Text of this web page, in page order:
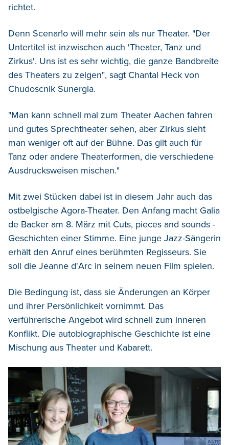
richtet.
Denn Scenar!o will mehr sein als nur Theater. "Der
Untertitel ist inzwischen auch 'Theater, Tanz und
Zirkus'. Uns ist es sehr wichtig, die ganze Bandbreite
des Theaters zu zeigen", sagt Chantal Heck von
Chudoscnik Sunergia.
"Man kann schnell mal zum Theater Aachen fahren
und gutes Sprechtheater sehen, aber Zirkus sieht
man weniger oft auf der Bühne. Das gilt auch für
Tanz oder andere Theaterformen, die verschiedene
Ausdrucksweisen mischen."
Mit zwei Stücken dabei ist in diesem Jahr auch das
ostbelgische Agora-Theater. Den Anfang macht Galia
de Backer am 8. März mit Cuts, pieces and sounds -
Geschichten einer Stimme. Eine junge Jazz-Sängerin
erhält den Anruf eines berühmten Regisseurs. Sie
soll die Jeanne d'Arc in seinem neuen Film spielen.
Die Bedingung ist, dass sie Änderungen an Körper
und ihrer Persönlichkeit vornimmt. Das
verführerische Angebot wird schnell zum inneren
Konflikt. Die autobiographische Geschichte ist eine
Mischung aus Theater und Kabarett.